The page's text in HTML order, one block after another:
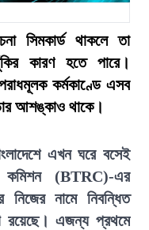
সিমকার্ড থাকলে তা
কারণ হতে পারে।
কর্মকাণ্ডে এসব
আশঙ্কাও থাকে।
এখন ঘরে বসেই
কমিশন (BTRC)-এর
নিজের নামে নিবন্ধিত
রয়েছে। এজন্য প্রথমে